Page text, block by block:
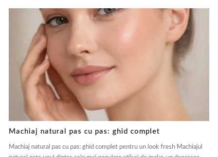
Machiaj natural pas cu pas: ghid complet
Machiaj natural pas cu pas: ghid complet pentru un look fresh Machiajul